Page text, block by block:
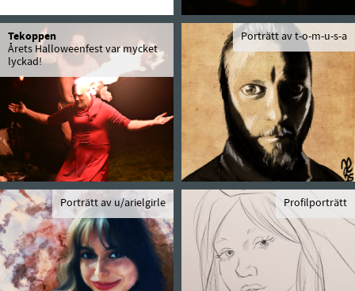
Tekoppen
Årets Halloweenfest var mycket
lyckad!
Porträtt av t-o-m-u-s-a
Porträtt av u/arielgirle Profilporträtt